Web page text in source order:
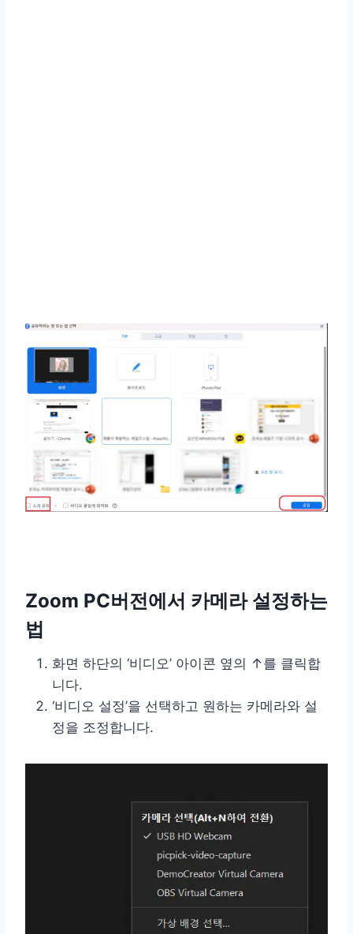
Zoom PC버전에서 카메라 설정하는
법
화면 하단의 ‘비디오’ 아이콘 옆의 ↑를 클릭합
니다.
‘비디오 설정’을 선택하고 원하는 카메라와 설
정을 조정합니다.